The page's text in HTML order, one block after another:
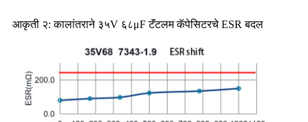
आकृती २: कालांतराने ३५V ६८μF टॅंटलम कॅपेसिटरचे ESR बदल